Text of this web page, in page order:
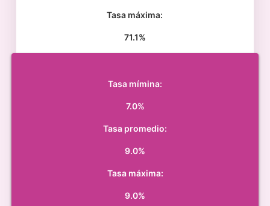
Tasa máxima:
71.1%
Tasa mímina:
7.0%
Tasa promedio:
9.0%
Tasa máxima:
9.0%